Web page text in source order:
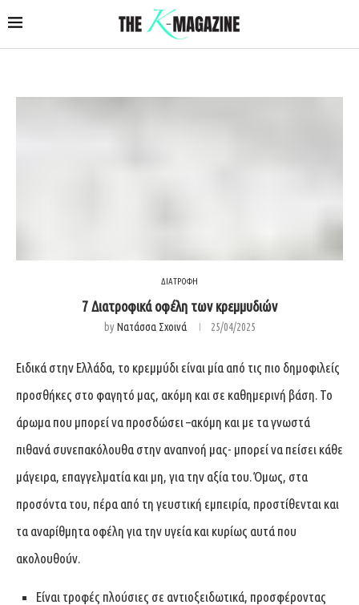
ΔΙΑΤΡΟΦΗ
7 Διατροφικά οφέλη των κρεμμυδιών
byΝατάσσα Σχοινά 25/04/2025
Ειδικά στην Ελλάδα, το κρεμμύδι είναι μία από τις πιο δημοφιλείς
προσθήκες στο φαγητό μας, ακόμη και σε καθημερινή βάση. Το
άρωμα που μπορεί να προσδώσει –ακόμη και με τα γνωστά
πιθανά συνεπακόλουθα στην αναπνοή μας- μπορεί να πείσει κάθε
μάγειρα, επαγγελματία και μη, για την αξία του. Όμως, στα
προσόντα του, πέρα από τη γευστική εμπειρία, προστίθενται και
τα αναρίθμητα οφέλη για την υγεία και κυρίως αυτά που
ακολουθούν.
Είναι τροφές πλούσιες σε αντιοξειδωτικά, προσφέροντας